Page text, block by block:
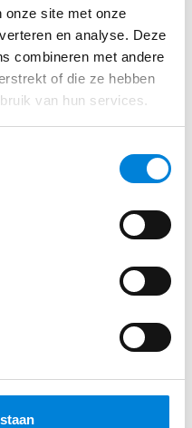
onze site met onze
en analyse. Deze
combineren met andere
of die ze hebben
van hun services.
batterij
Servicemanager bij